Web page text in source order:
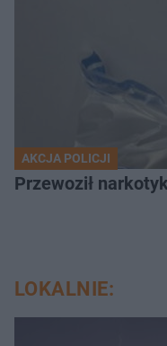
AKCJA POLICJI
Przewoził
LOKALNIE: